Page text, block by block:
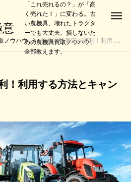
「これ売れるの？」が「高
く売れた！」に変わる。古
い農機具、壊れたトラクタ
ーでも大丈夫。損しないた
めの農機具買取ノウハウ、
全部教えます。
ノウハウ 無料出張査定が便利！利用する方法とキャンセル料を調査
！利用する方法とキャン